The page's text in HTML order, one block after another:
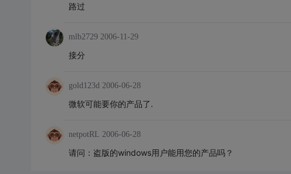
路过
mlb2729 2006-11-29
接分
gold123d 2006-06-28
微软可能要你的产品了.
netpotRL 2006-06-28
请问：盗版的windows用户能用您的产品吗？